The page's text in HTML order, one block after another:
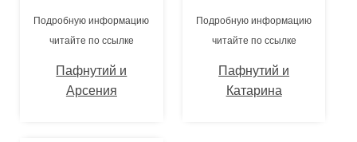
Подробную информацию
читайте по ссылке
Пафнутий и
Арсения
Подробную информацию
читайте по ссылке
Пафнутий и
Катарина